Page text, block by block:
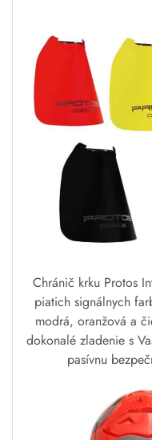
Chránič krku Protos
piatich signálnych
modrá, oranžová a
dokonalé zladenie s
pasívnu